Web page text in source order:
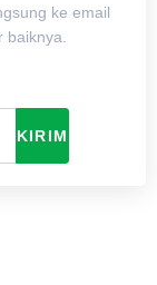
ke email
KIRIM